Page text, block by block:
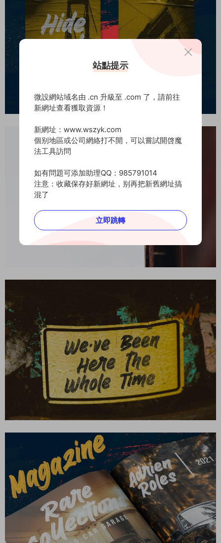
站點提示
微設網站域名由 .cn 升級至 .com 了，請前往
新網址查看獲取資源！
新網址：www.wszyk.com
個别地區或公司網絡打不開，可以嘗試開啓魔
法工具訪問
如有問題可添加助理QQ：985791014
注意：收藏保存好新網址，别再把新舊網址搞
混了
立即跳轉